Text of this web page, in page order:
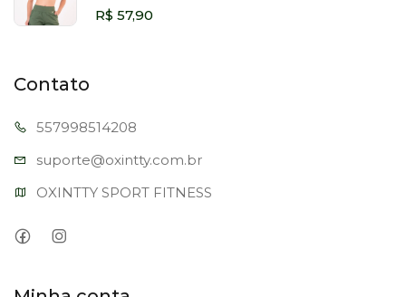
R$ 57,90
Contato
557998514208
suporte@oxintty.com.br
OXINTTY SPORT FITNESS